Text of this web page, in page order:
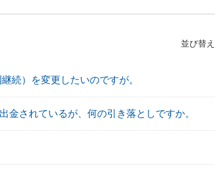
並び替え
続）を変更したいのですが。
金されているが、何の引き落としですか。